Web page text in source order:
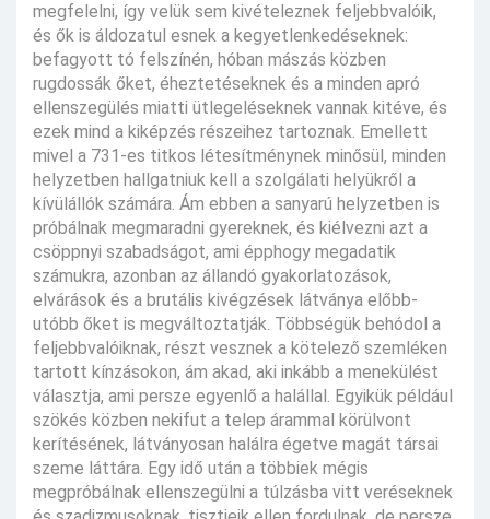
megfelelni, így velük sem kivételeznek feljebbvalóik,
és ők is áldozatul esnek a kegyetlenkedéseknek:
befagyott tó felszínén, hóban mászás közben
rugdossák őket, éheztetéseknek és a minden apró
ellenszegülés miatti ütlegeléseknek vannak kitéve, és
ezek mind a kiképzés részeihez tartoznak. Emellett
mivel a 731-es titkos létesítménynek minősül, minden
helyzetben hallgatniuk kell a szolgálati helyükről a
kívülállók számára. Ám ebben a sanyarú helyzetben is
próbálnak megmaradni gyereknek, és kiélvezni azt a
csöppnyi szabadságot, ami épphogy megadatik
számukra, azonban az állandó gyakorlatozások,
elvárások és a brutális kivégzések látványa előbb-
utóbb őket is megváltoztatják. Többségük behódol a
feljebbvalóiknak, részt vesznek a kötelező szemléken
tartott kínzásokon, ám akad, aki inkább a menekülést
választja, ami persze egyenlő a halállal. Egyikük például
szökés közben nekifut a telep árammal körülvont
kerítésének, látványosan halálra égetve magát társai
szeme láttára. Egy idő után a többiek mégis
megpróbálnak ellenszegülni a túlzásba vitt veréseknek